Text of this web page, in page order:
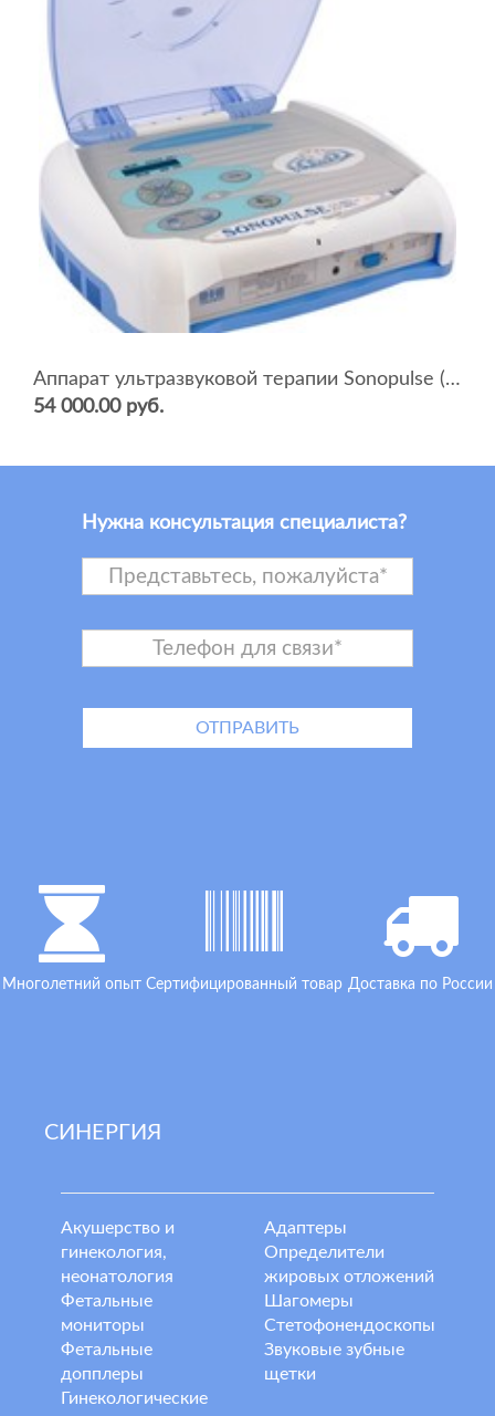
Аппарат ультразвуковой терапии Sonopulse (мультичастотный 1 и 3 Мгц)
54 000.00 руб.
Нужна консультация специалиста?
Многолетний опыт Сертифицированный товар Доставка по России
СИНЕРГИЯ
Акушерство и
гинекология,
неонатология
Фетальные
мониторы
Фетальные
допплеры
Гинекологические
Адаптеры
Определители
жировых отложений
Шагомеры
Стетофонендоскопы
Звуковые зубные
щетки